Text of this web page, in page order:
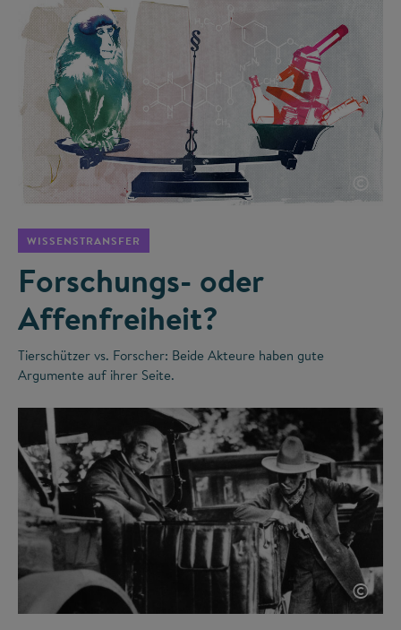
©
WISSENSTRANSFER
Forschungs- oder
Affenfreiheit?
Tierschützer vs. Forscher: Beide Akteure haben gute
Argumente auf ihrer Seite.
©